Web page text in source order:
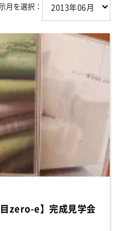
築実例
ナーズボイス
ギャラリー
づくりワークショップ
スメイキングラボ
宅コラム）
ーナーズ
談室～
月を選択：
zero-e】完成見学会